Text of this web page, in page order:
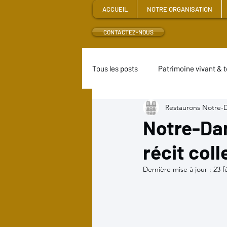
ACCUEIL NOTRE ORGANISATION
CONTACTEZ-NOUS
Tous les posts Patrimoine vivant &
Ressources Internet Travaux
Programme universitaire
Notre-
récit
Restaurons Notre-
Dernière mise à jour : 23